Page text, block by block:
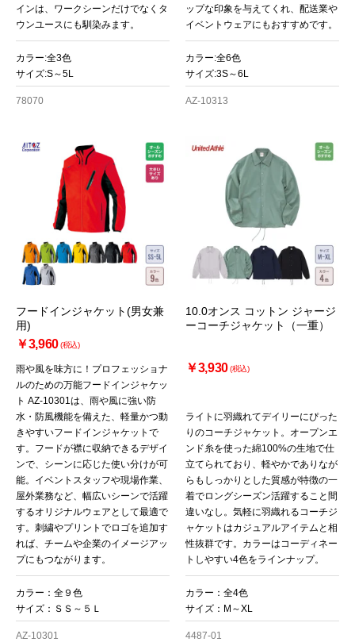
インは、ワークシーンだけでなくタ
ウンユースにも馴染みます。
カラー:全3色
サイズ:S～5L
78070
ップな印象を与えてくれ、配送業や
イベントウェアにもおすすめです。
カラー:全6色
サイズ:3S～6L
AZ-10313
フードインジャケット(男女兼
用)
￥3,960(税込)
雨や風を味方に！プロフェッショナ
ルのための万能フードインジャケッ
ト AZ-10301は、雨や風に強い防
水・防風機能を備えた、軽量かつ動
きやすいフードインジャケットで
す。フードが襟に収納できるデザイ
ンで、シーンに応じた使い分けが可
能。イベントスタッフや現場作業、
屋外業務など、幅広いシーンで活躍
するオリジナルウェアとして最適で
す。刺繍やプリントでロゴを追加す
れば、チームや企業のイメージアッ
プにもつながります。
カラー：全９色
サイズ：ＳＳ～５Ｌ
AZ-10301
10.0オンス コットン ジャージ
ーコーチジャケット（一重）
￥3,930(税込)
ライトに羽織れてデイリーにぴった
りのコーチジャケット。オープンエ
ンド糸を使った綿100%の生地で仕
立てられており、軽やかでありなが
らもしっかりとした質感が特徴の一
着でロングシーズン活躍すること間
違いなし。気軽に羽織れるコーチジ
ャケットはカジュアルアイテムと相
性抜群です。カラーはコーディネー
トしやすい4色をラインナップ。
カラー：全4色
サイズ：M～XL
4487-01